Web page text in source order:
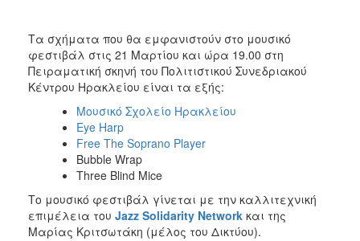
Τα σχήματα που θα εμφανιστούν στο μουσικό
φεστιβάλ στις 21 Μαρτίου και ώρα 19.00 στη
Πειραματική σκηνή του Πολιτιστικού Συνεδριακού
Κέντρου Ηρακλείου είναι τα εξής:
Μουσικό Σχολείο Ηρακλείου
Eye Harp
Free The Soprano Player
Bubble Wrap
Three Blind Mice
Το μουσικό φεστιβάλ γίνεται με την καλλιτεχνική
επιμέλεια του Jazz Solidarity Network και της
Μαρίας Κριτσωτάκη (μέλος του Δικτύου).